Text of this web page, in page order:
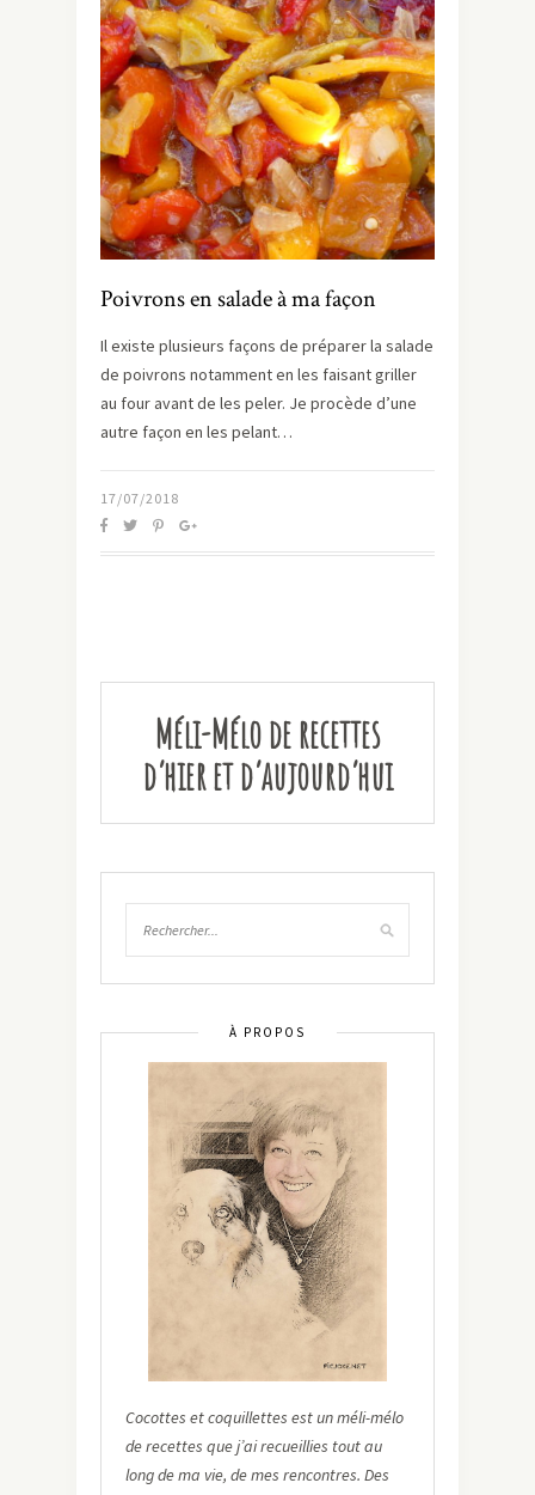
Poivrons en salade à ma façon
Il existe plusieurs façons de préparer la salade
de poivrons notamment en les faisant griller
au four avant de les peler. Je procède d’une
autre façon en les pelant…
17/07/2018
Méli-Mélo de recettes
d’hier et d’aujourd’hui
À PROPOS
Cocottes et coquillettes est un méli-mélo
de recettes que j’ai recueillies tout au
long de ma vie, de mes rencontres. Des